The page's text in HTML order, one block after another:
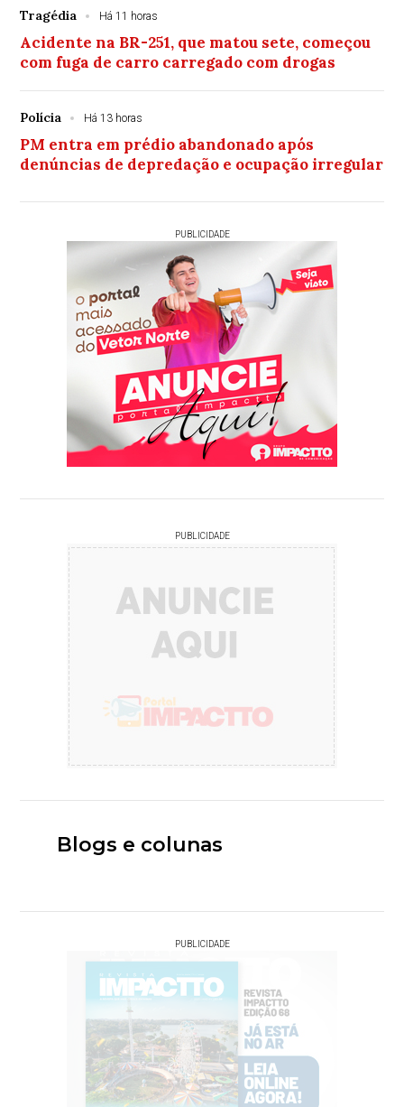
Tragédia Há 11 horas
Acidente na BR-251, que matou sete, começou
com fuga de carro carregado com drogas
Polícia Há 13 horas
PM entra em prédio abandonado após
denúncias de depredação e ocupação irregular
PUBLICIDADE
PUBLICIDADE
Blogs e colunas
PUBLICIDADE